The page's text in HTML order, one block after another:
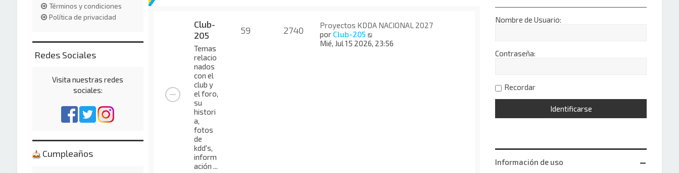
Club-
205
Temas
relacio
nados
con el
club y
el foro,
su
histori
a,
fotos
de
kdd's,
inform
ación ...
59 2740
Proyectos KDDA NACIONAL 2027
por Club-205
e
Mié, Jul 15 2026, 23:56
Nombre de Usuario:
Contraseña:
Recordar
Información de uso
Términos y condiciones
Política de privacidad
Redes Sociales
Visita nuestras redes
sociales:
Cumpleaños